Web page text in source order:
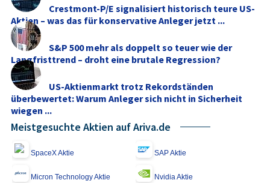
Crestmont-P/E signalisiert historisch teure US-
Aktien – was das für konservative Anleger jetzt ...
S&P 500 mehr als doppelt so teuer wie der
Langfristtrend – droht eine brutale Regression?
US-Aktienmarkt trotz Rekordständen
überbewertet: Warum Anleger sich nicht in Sicherheit
wiegen ...
Meistgesuchte Aktien auf Ariva.de
SpaceX Aktie SAP Aktie
Micron Technology Aktie Nvidia Aktie